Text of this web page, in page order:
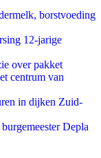
borstvoeding
12-jarige
over pakket
centrum van
in dijken Zuid-
Depla